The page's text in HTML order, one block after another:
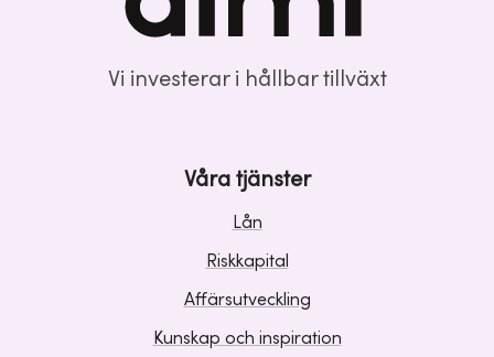
Vi investerar i hållbar tillväxt
Våra tjänster
Lån
Riskkapital
Affärsutveckling
Kunskap och inspiration